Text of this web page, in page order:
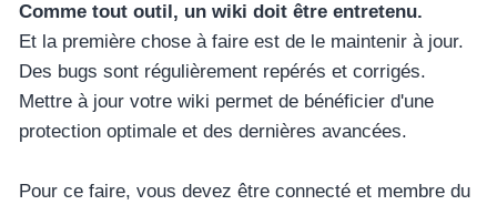
Comme tout outil, un wiki doit être entretenu.
Et la première chose à faire est de le maintenir à jour.
Des bugs sont régulièrement repérés et corrigés.
Mettre à jour votre wiki permet de bénéficier d'une
protection optimale et des dernières avancées.
Pour ce faire, vous devez être connecté et membre du